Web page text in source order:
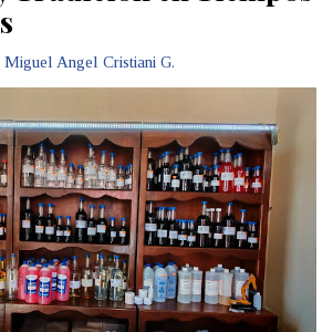
Miguel Angel Cristiani G.